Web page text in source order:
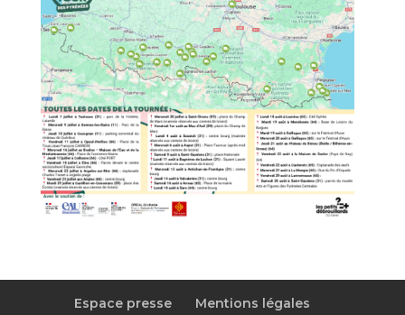
Espace presse Mentions légales